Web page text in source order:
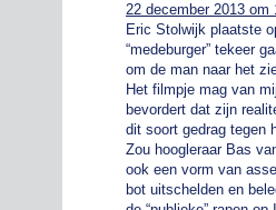
22 december 2013 om
Eric Stolwijk plaatste
“medeburger” tekeer
om de man naar het
Het filmpje mag van
bevordert dat zijn
dit soort gedrag tegen
Zou hoogleraar Bas
ook een vorm van
bot uitschelden en